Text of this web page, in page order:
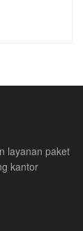
layanan paket
kantor